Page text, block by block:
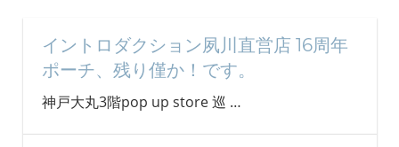
イントロダクション夙川直営店 16周年
ポーチ、残り僅か！です。
神戸大丸3階pop up store 巡 …